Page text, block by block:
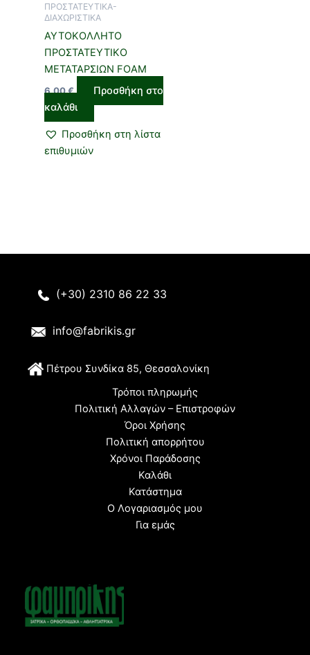
ΠΡΟΣΤΑΤΕΥΤΙΚΑ-
ΔΙΑΧΩΡΙΣΤΙΚΑ
ΑΥΤΟΚΟΛΛΗΤΟ
ΠΡΟΣΤΑΤΕΥΤΙΚΟ
ΜΕΤΑΤΑΡΣΙΩΝ FOAM
6,00€
Προσθήκη στο
καλάθι
Προσθήκη στη λίστα
επιθυμιών
(+30) 2310 86 22 33
info@fabrikis.gr
Πέτρου Συνδίκα 85, Θεσσαλονίκη
Τρόποι πληρωμής
Πολιτική Αλλαγών – Επιστροφών
Όροι Χρήσης
Πολιτική απορρήτου
Χρόνοι Παράδοσης
Καλάθι
Κατάστημα
Ο Λογαριασμός μου
Για εμάς